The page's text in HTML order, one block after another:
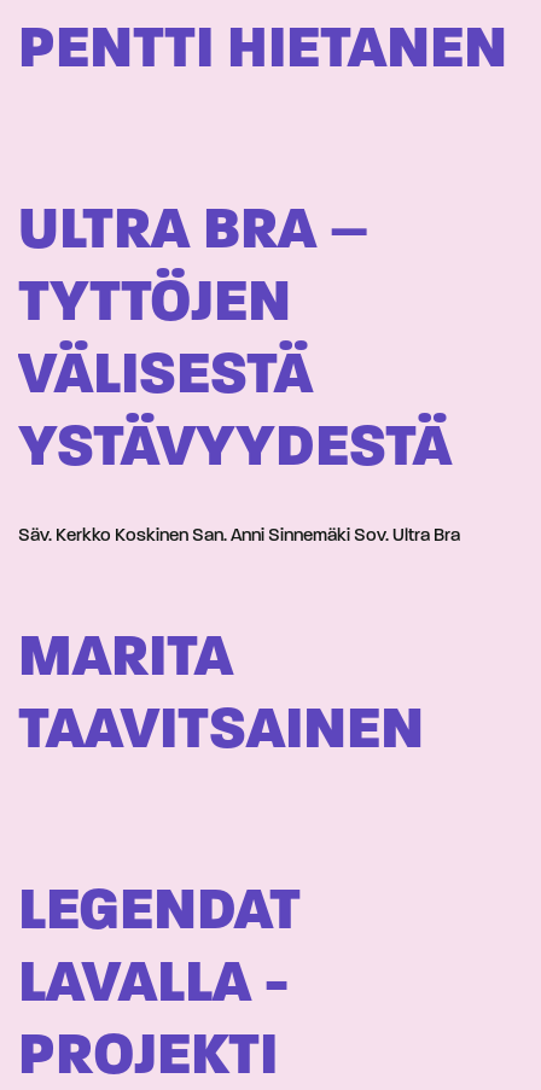
PENTTI HIETANEN
ULTRA BRA –
TYTTÖJEN
VÄLISESTÄ
YSTÄVYYDESTÄ
Säv. Kerkko Koskinen San. Anni Sinnemäki Sov. Ultra Bra
MARITA
TAAVITSAINEN
LEGENDAT
LAVALLA -
PROJEKTI